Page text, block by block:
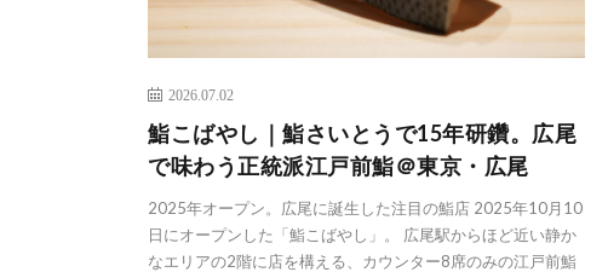
2026.07.02
鮨こばやし｜鮨さいとうで15年研鑽。広尾
で味わう正統派江戸前鮨＠東京・広尾
2025年オープン。広尾に誕生した注目の鮨店 2025年10月10
日にオープンした「鮨こばやし」。 広尾駅からほど近い静か
なエリアの2階に店を構える、カウンター8席のみの江戸前鮨